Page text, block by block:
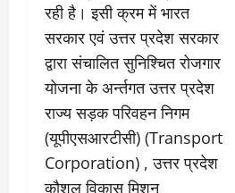
रही है। इसी क्रम में भारत
सरकार एवं उत्तर प्रदेश सरकार
द्वारा संचालित सुनिश्चित रोजगार
योजना के अर्न्तगत उत्तर प्रदेश
राज्य सड़क परिवहन निगम
(यूपीएसआरटीसी) (Transport
Corporation) , उत्तर प्रदेश
कौशल विकास मिशन